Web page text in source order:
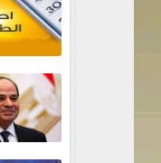
القاهره 36 درجة